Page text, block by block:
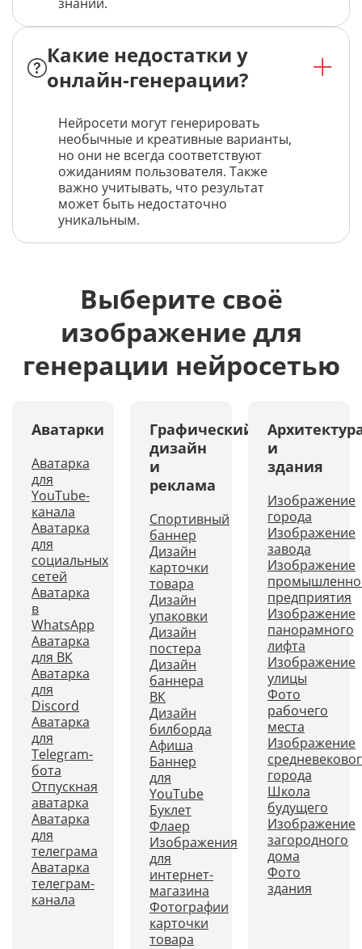
Какие недостатки у
онлайн-генерации?
Нейросети могут генерировать
необычные и креативные варианты,
но они не всегда соответствуют
ожиданиям пользователя. Также
важно учитывать, что результат
может быть недостаточно
уникальным.
Выберите своё
изображение для
генерации нейросетью
Аватарки
Аватарка
для
YouTube-
канала
Аватарка
для
социальных
сетей
Аватарка
в
WhatsApp
Аватарка
для ВК
Аватарка
для
Discord
Аватарка
для
Telegram-
бота
Отпускная
аватарка
Аватарка
для
телеграма
Аватарка
телеграм-
канала
Графический
дизайн
и
реклама
Спортивный
баннер
Дизайн
карточки
товара
Дизайн
упаковки
Дизайн
постера
Дизайн
баннера
ВК
Дизайн
билборда
Афиша
Баннер
для
YouTube
Буклет
Флаер
Изображения
для
интернет-
магазина
Фотографии
карточки
товара
и
здания
Изображение
города
Изображение
завода
Изображение
предприятия
Изображение
панорамного
лифта
Изображение
улицы
Фото
рабочего
места
Изображение
города
Школа
будущего
Изображение
загородного
дома
Фото
здания